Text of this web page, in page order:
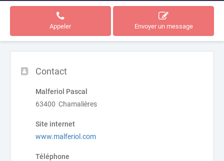
Appeler Envoyer un message
Contact
Malferiol Pascal
63400 Chamalières
Site internet
www.malferiol.com
Téléphone